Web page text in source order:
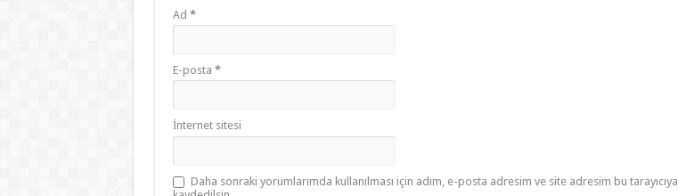
Ad *
E-posta *
İnternet sitesi
Daha sonraki yorumlarımda kullanılması için adım, e-posta adresim ve site adresim bu tarayıcıya